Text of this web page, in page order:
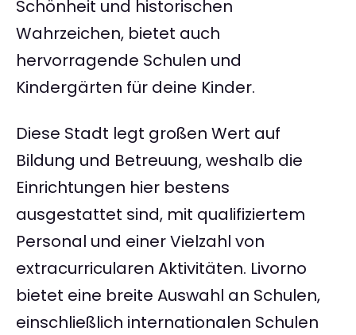
Schönheit und historischen
Wahrzeichen, bietet auch
hervorragende Schulen und
Kindergärten für deine Kinder.
Diese Stadt legt großen Wert auf
Bildung und Betreuung, weshalb die
Einrichtungen hier bestens
ausgestattet sind, mit qualifiziertem
Personal und einer Vielzahl von
extracurricularen Aktivitäten. Livorno
bietet eine breite Auswahl an Schulen,
einschließlich internationalen Schulen